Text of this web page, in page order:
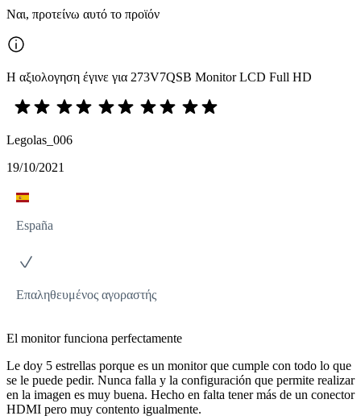
Ναι, προτείνω αυτό το προϊόν
Η αξιολογηση έγινε για 273V7QSB Monitor LCD Full HD
Legolas_006
19/10/2021
España
Επαληθευμένος αγοραστής
El monitor funciona perfectamente
Le doy 5 estrellas porque es un monitor que cumple con todo lo que
se le puede pedir. Nunca falla y la configuración que permite realizar
en la imagen es muy buena. Hecho en falta tener más de un conector
HDMI pero muy contento igualmente.